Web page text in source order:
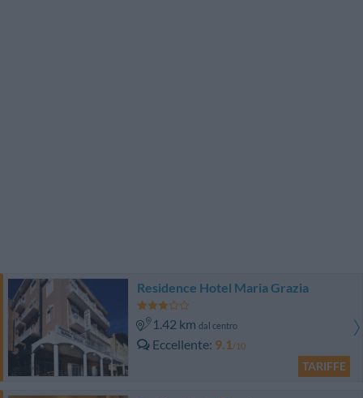
Residence Hotel Maria Grazia
1.42 km dal centro
Eccellente 9.1 /10
TARIFFE